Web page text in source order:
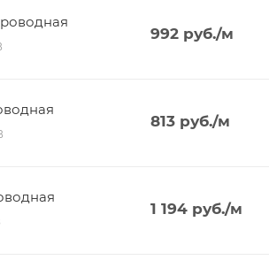
992 руб./м
813 руб./м
1 194 руб./м